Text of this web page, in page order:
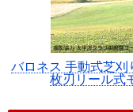
バロネス 手動式芝
枚刃リール式